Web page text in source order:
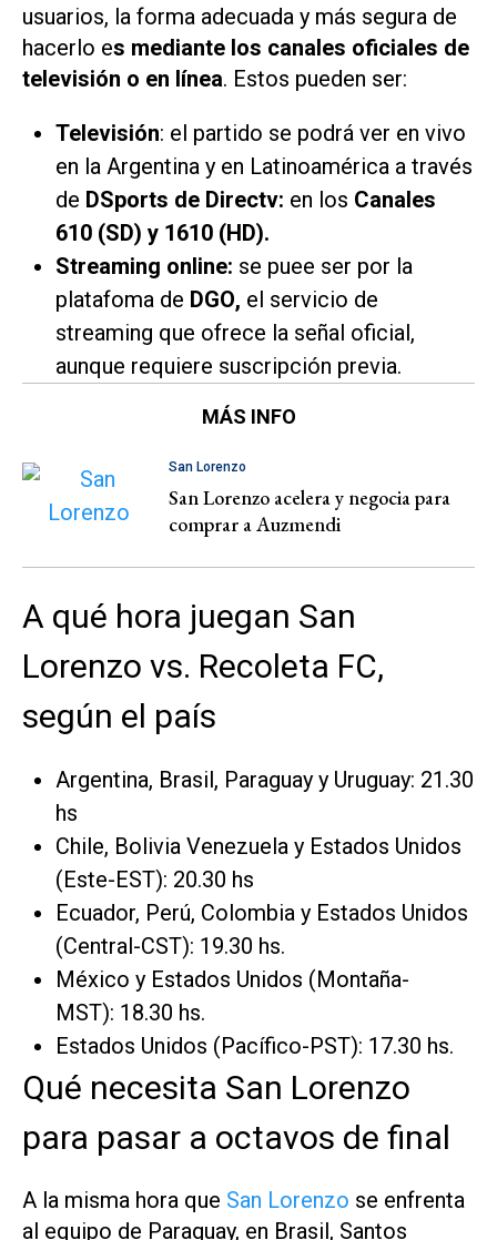
usuarios, la forma adecuada y más segura de
hacerlo es mediante los canales oficiales de
televisión o en línea. Estos pueden ser:
Televisión: el partido se podrá ver en vivo
en la Argentina y en Latinoamérica a través
de DSports de Directv: en los Canales
610 (SD) y 1610 (HD).
Streaming online: se puee ser por la
platafoma de DGO, el servicio de
streaming que ofrece la señal oficial,
aunque requiere suscripción previa.
MÁS INFO
San Lorenzo
San Lorenzo acelera y negocia para
comprar a Auzmendi
A qué hora juegan San
Lorenzo vs. Recoleta FC,
según el país
Argentina, Brasil, Paraguay y Uruguay: 21.30
hs
Chile, Bolivia Venezuela y Estados Unidos
(Este-EST): 20.30 hs
Ecuador, Perú, Colombia y Estados Unidos
(Central-CST): 19.30 hs.
México y Estados Unidos (Montaña-
MST): 18.30 hs.
Estados Unidos (Pacífico-PST): 17.30 hs.
Qué necesita San Lorenzo
para pasar a octavos de final
A la misma hora que San Lorenzo se enfrenta
al equipo de Paraguay, en Brasil, Santos